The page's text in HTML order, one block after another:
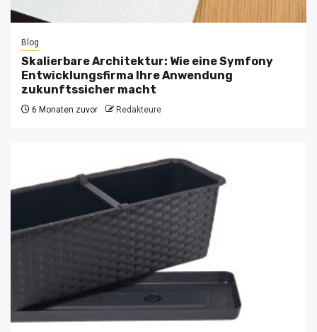
Blog
Skalierbare Architektur: Wie eine Symfony
Entwicklungsfirma Ihre Anwendung
zukunftssicher macht
6 Monaten zuvor Redakteure